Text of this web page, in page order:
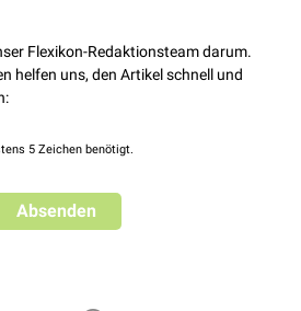
Bannwarth
, abgerufen am
Flexikon-Redaktionsteam darum.
helfen uns, den Artikel schnell und
5 Zeichen benötigt.
Absenden